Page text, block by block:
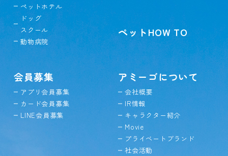
ペットホテル
ドッグ
スクール
動物病院
ペットHOW TO
会員募集
アプリ会員募集
カード会員募集
LINE会員募集
アミーゴについて
会社概要
IR情報
キャラクター紹介
Movie
プライベートブランド
社会活動